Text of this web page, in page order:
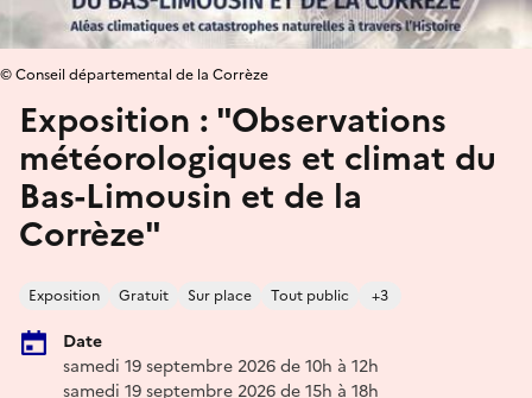
Exposition : "Observations
météorologiques et climat du
Bas-Limousin et de la
Corrèze"
Exposition Gratuit Sur place Tout public +3
Date
samedi 19 septembre 2026 de 10h à 12h
samedi 19 septembre 2026 de 15h à 18h
© Conseil départemental de la Corrèze